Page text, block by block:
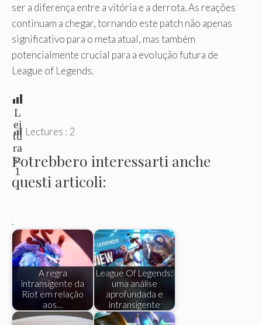
ser a diferença entre a vitória e a derrota. As reações
continuam a chegar, tornando este patch não apenas
significativo para o meta atual, mas também
potencialmente crucial para a evolução futura de
League of Legends.
L
ei
tu
ra
s:
1
Lectures : 2
Potrebbero interessarti anche
questi articoli:
.
A regra
intransigente da
Riot em relação
aos…
League Of Legends:
uma análise
aprofundada e
intransigente